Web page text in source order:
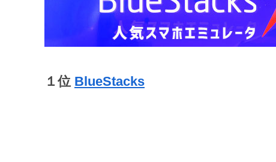
１位 BlueStacks